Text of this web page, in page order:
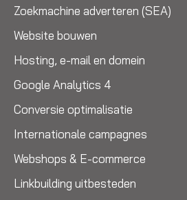
Zoekmachine adverteren (SEA)
Website bouwen
Hosting, e-mail en domein
Google Analytics 4
Conversie optimalisatie
Internationale campagnes
Webshops & E-commerce
Linkbuilding uitbesteden